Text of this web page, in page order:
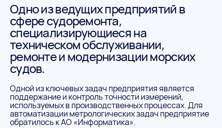
Одно из ведущих предприятий в
сфере судоремонта,
специализирующиеся на
техническом обслуживании,
ремонте и модернизации морских
судов.
Одной из ключевых задач предприятия является
поддержание и контроль точности измерений,
используемых в производственных процессах. Для
автоматизации метрологических задач предприятие
обратилось к АО «Информатика».